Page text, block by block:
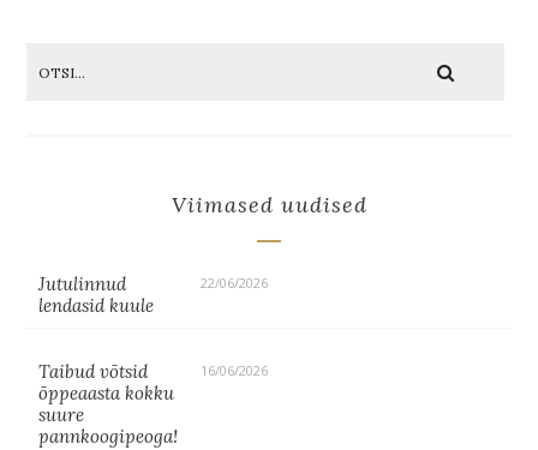
Viimased uudised
Jutulinnud
lendasid kuule
22/06/2026
Taibud võtsid
õppeaasta kokku
suure
pannkoogipeoga!
16/06/2026